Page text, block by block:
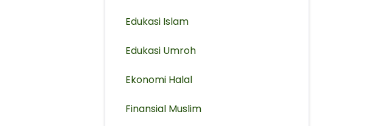
Edukasi Islam
Edukasi Umroh
Ekonomi Halal
Finansial Muslim